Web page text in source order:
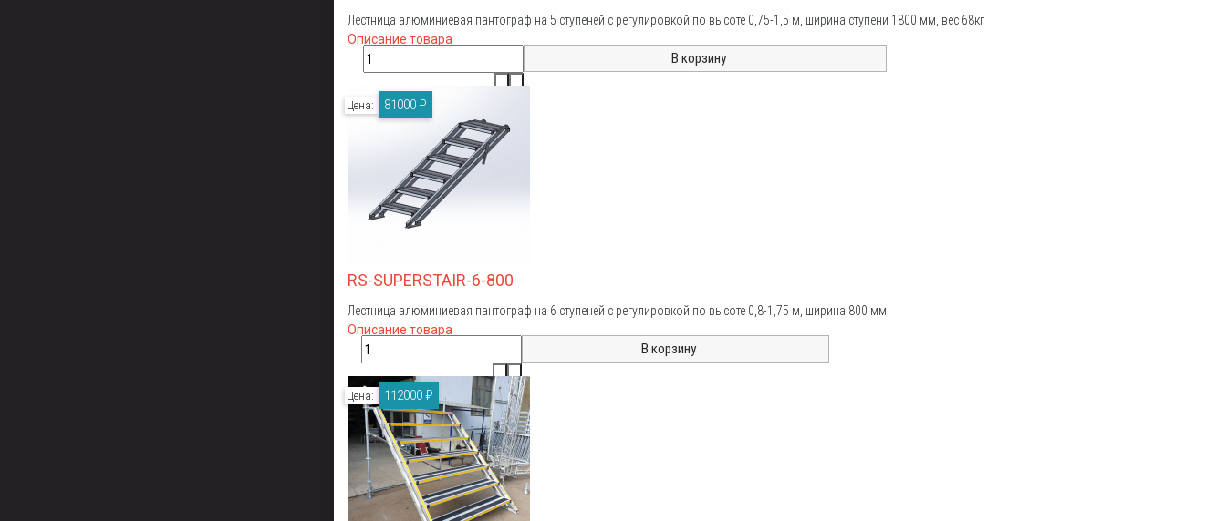
Лестница алюминиевая пантограф на 5 ступеней с регулировкой по высоте 0,75-1,5 м, ширина ступени 1800 мм, вес 68кг
Описание товара
RS-SUPERSTAIR-6-800
Лестница алюминиевая пантограф на 6 ступеней с регулировкой по высоте 0,8-1,75 м, ширина 800 мм
Описание товара
Цена: 81000 ₽
Цена: 112000 ₽